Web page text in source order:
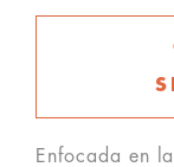
Enfocada en